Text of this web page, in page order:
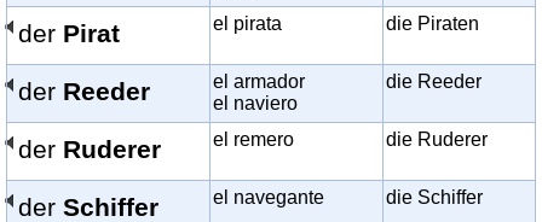
der Pirat el pirata die Piraten
der Reeder
el armador
el naviero
die Reeder
der Ruderer el remero die Ruderer
der Schiffer el navegante die Schiffer